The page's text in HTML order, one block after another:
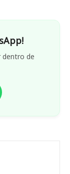
dentro de